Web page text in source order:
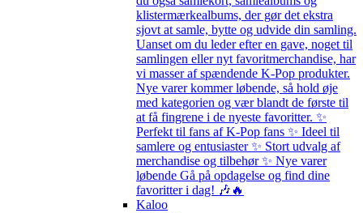
klistermærkealbums, der gør det ekstra
sjovt at samle, bytte og udvide din samling.
Uanset om du leder efter en gave, noget til
samlingen eller nyt favoritmerchandise, har
vi masser af spændende K-Pop produkter.
Nye varer kommer løbende, så hold øje
med kategorien og vær blandt de første til
at få fingrene i de nyeste favoritter. ✨
Perfekt til fans af K-Pop fans ✨ Ideel til
samlere og entusiaster ✨ Stort udvalg af
merchandise og tilbehør ✨ Nye varer
løbende Gå på opdagelse og find dine
favoritter i dag! 🎶🔥
Kaloo